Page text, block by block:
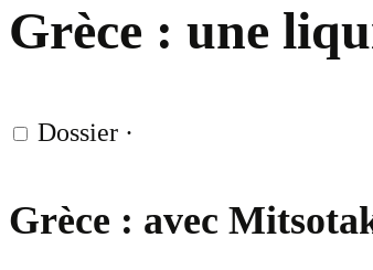
Grèce : une
Dossier ·
Grèce : avec